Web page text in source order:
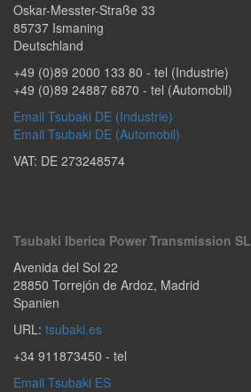
Oskar-Messter-Straße 33
85737 Ismaning
Deutschland
+49 (0)89 2000 133 80 - tel (Industrie)
+49 (0)89 24887 6870 - tel (Automobil)
Email Tsubaki DE (Industrie)
Email Tsubaki DE (Automobil)
VAT: DE 273248574
Tsubaki Iberica Power Transmission SL
Avenida del Sol 22
28850 Torrejón de Ardoz, Madrid
Spanien
URL: tsubaki.es
+34 911873450 - tel
Email Tsubaki ES